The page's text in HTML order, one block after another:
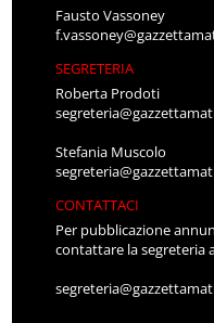
Fausto Vassoney
SEGRETERIA
Roberta Prodoti
Stefania Muscolo
CONTATTACI
Per pubblicazione
contattare la segreteria